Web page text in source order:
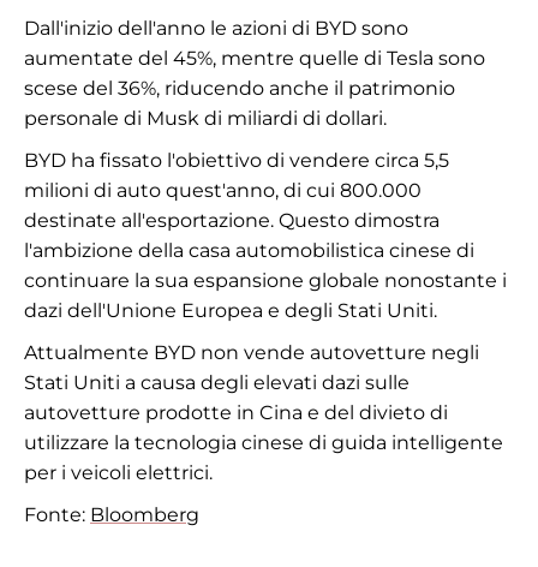
Dall'inizio dell'anno le azioni di BYD sono
aumentate del 45%, mentre quelle di Tesla sono
scese del 36%, riducendo anche il patrimonio
personale di Musk di miliardi di dollari.
BYD ha fissato l'obiettivo di vendere circa 5,5
milioni di auto quest'anno, di cui 800.000
destinate all'esportazione. Questo dimostra
l'ambizione della casa automobilistica cinese di
continuare la sua espansione globale nonostante i
dazi dell'Unione Europea e degli Stati Uniti.
Attualmente BYD non vende autovetture negli
Stati Uniti a causa degli elevati dazi sulle
autovetture prodotte in Cina e del divieto di
utilizzare la tecnologia cinese di guida intelligente
per i veicoli elettrici.
Fonte: Bloomberg